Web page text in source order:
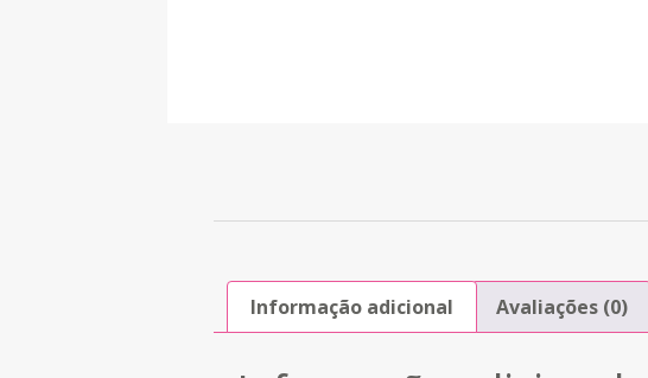
Informação adicional Avaliações (0)